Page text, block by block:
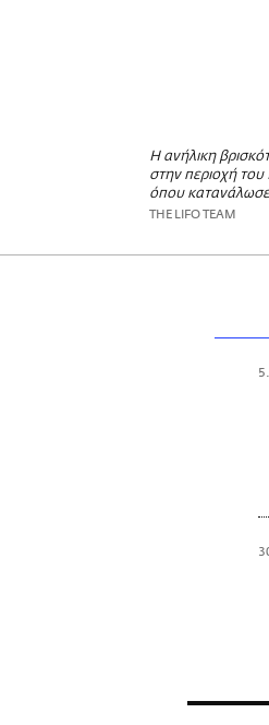
Η ανήλικη
στην περιοχή
όπου
THE LIFO TEAM